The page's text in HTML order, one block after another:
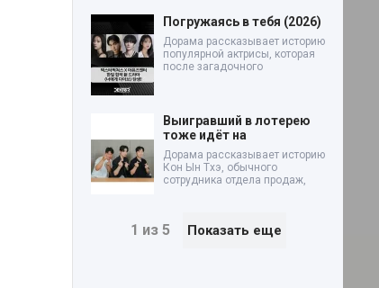
Погружаясь в тебя (2026)
Дорама рассказывает историю
популярной актрисы, которая
после загадочного
Выигравший в лотерею
тоже идёт на
Дорама рассказывает историю
Кон Ын Тхэ, обычного
сотрудника отдела продаж,
1 из 5 Показать еще